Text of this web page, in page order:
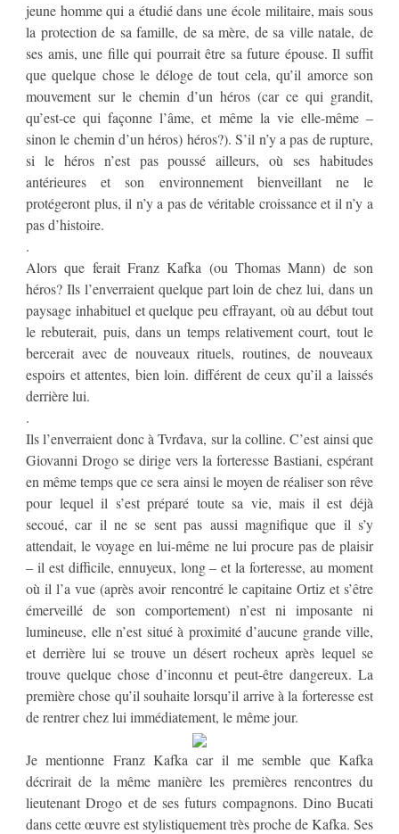
jeune homme qui a étudié dans une école militaire, mais sous
la protection de sa famille, de sa mère, de sa ville natale, de
ses amis, une fille qui pourrait être sa future épouse. Il suffit
que quelque chose le déloge de tout cela, qu’il amorce son
mouvement sur le chemin d’un héros (car ce qui grandit,
qu’est-ce qui façonne l’âme, et même la vie elle-même –
sinon le chemin d’un héros) héros?). S’il n’y a pas de rupture,
si le héros n’est pas poussé ailleurs, où ses habitudes
antérieures et son environnement bienveillant ne le
protégeront plus, il n’y a pas de véritable croissance et il n’y a
pas d’histoire.
.
Alors que ferait Franz Kafka (ou Thomas Mann) de son
héros? Ils l’enverraient quelque part loin de chez lui, dans un
paysage inhabituel et quelque peu effrayant, où au début tout
le rebuterait, puis, dans un temps relativement court, tout le
bercerait avec de nouveaux rituels, routines, de nouveaux
espoirs et attentes, bien loin. différent de ceux qu’il a laissés
derrière lui.
.
Ils l’enverraient donc à Tvrđava, sur la colline. C’est ainsi que
Giovanni Drogo se dirige vers la forteresse Bastiani, espérant
en même temps que ce sera ainsi le moyen de réaliser son rêve
pour lequel il s’est préparé toute sa vie, mais il est déjà
secoué, car il ne se sent pas aussi magnifique que il s’y
attendait, le voyage en lui-même ne lui procure pas de plaisir
– il est difficile, ennuyeux, long – et la forteresse, au moment
où il l’a vue (après avoir rencontré le capitaine Ortiz et s’être
émerveillé de son comportement) n’est ni imposante ni
lumineuse, elle n’est situé à proximité d’aucune grande ville,
et derrière lui se trouve un désert rocheux après lequel se
trouve quelque chose d’inconnu et peut-être dangereux. La
première chose qu’il souhaite lorsqu’il arrive à la forteresse est
de rentrer chez lui immédiatement, le même jour.
Je mentionne Franz Kafka car il me semble que Kafka
décrirait de la même manière les premières rencontres du
lieutenant Drogo et de ses futurs compagnons. Dino Bucati
dans cette œuvre est stylistiquement très proche de Kafka. Ses